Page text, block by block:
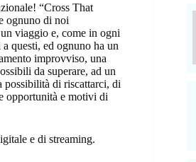
“Cross That
ognuno di noi
viaggio e, come in ogni
questi, ed ognuno ha un
improvviso, una
da superare, ad un
possibilità di riscattarci, di
opportunità e motivi di
e di streaming.